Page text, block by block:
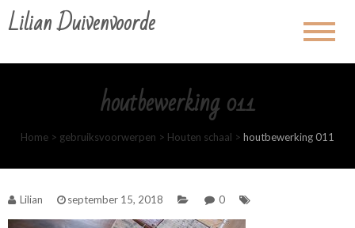
Lilian Duivenvoorde
houtbewerking 011
Home > gebruiksvoorwerpen > Houten schaal > houtbewerking 011
Lilian september 15, 2018 0